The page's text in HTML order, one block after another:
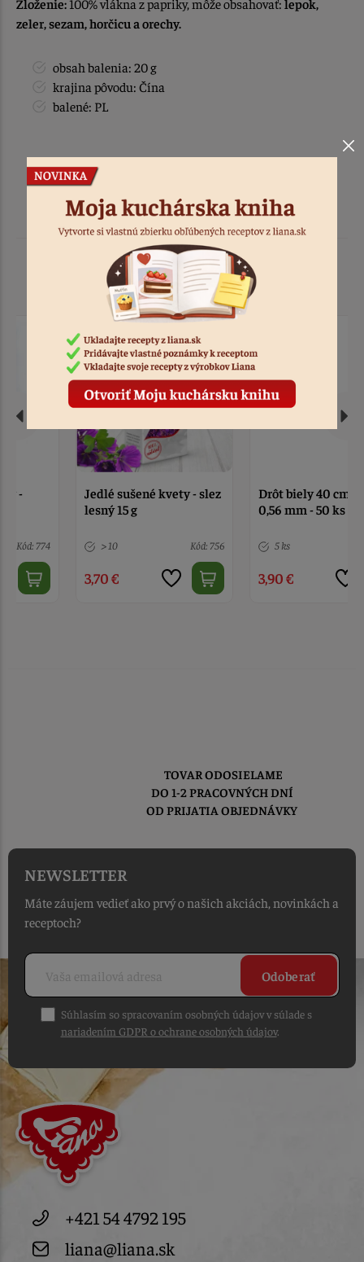
zeler, sezam, horčicu a orechy.
obsah balenia: 20 g
krajina pôvodu: Čína
balené: PL
Podobné produkty
Jedlé sušené kvety - slez
> 10
3,70 €
Drôt biely 40 cm, hrúbka
0,56 mm - 50 ks
5 ks
3,90 €
TOVAR ODOSIELAME
DO 1-2 PRACOVNÝCH DNÍ
OD PRIJATIA OBJEDNÁVKY
NEWSLETTER
Máte záujem vedieť ako prvý o našich akciách, novinkách a
receptoch?
Odoberať
Súhlasím so spracovaním osobných údajov v súlade s
nariadením GDPR o ochrane osobných údajov.
+421 54 4792 195
liana@liana.sk